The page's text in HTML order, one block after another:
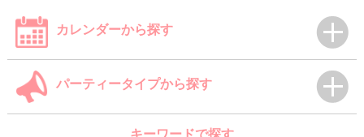
カレンダーから探す
パーティータイプから探す
キーワードで探す